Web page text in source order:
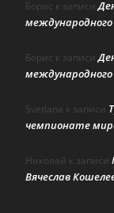
Борис к записи
Борис к записи
Svetlana к записи
чемпионате
Николай к записи
Вячеслав